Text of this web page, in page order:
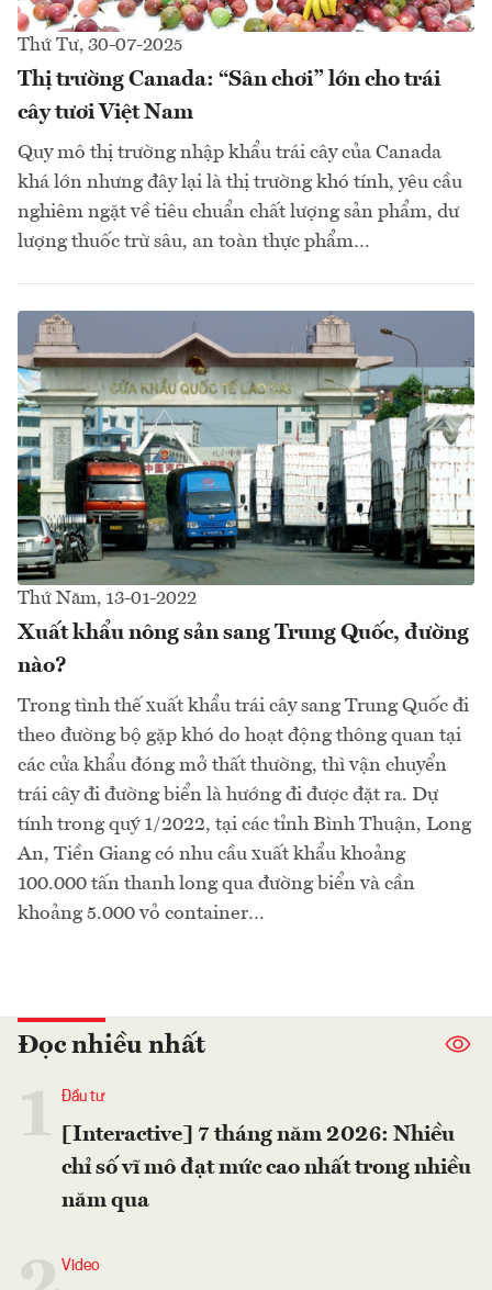
Thứ Tư, 30-07-2025
Thị trường Canada: “Sân chơi” lớn cho trái
cây tươi Việt Nam
Quy mô thị trường nhập khẩu trái cây của Canada
khá lớn nhưng đây lại là thị trường khó tính, yêu cầu
nghiêm ngặt về tiêu chuẩn chất lượng sản phẩm, dư
lượng thuốc trừ sâu, an toàn thực phẩm…
Thứ Năm, 13-01-2022
Xuất khẩu nông sản sang Trung Quốc, đường
nào?
Trong tình thế xuất khẩu trái cây sang Trung Quốc đi
theo đường bộ gặp khó do hoạt động thông quan tại
các cửa khẩu đóng mở thất thường, thì vận chuyển
trái cây đi đường biển là hướng đi được đặt ra. Dự
tính trong quý 1/2022, tại các tỉnh Bình Thuận, Long
An, Tiền Giang có nhu cầu xuất khẩu khoảng
100.000 tấn thanh long qua đường biển và cần
khoảng 5.000 vỏ container…
Đọc nhiều nhất
Đầu tư
[Interactive] 7 tháng năm 2026: Nhiều
chỉ số vĩ mô đạt mức cao nhất trong nhiều
năm qua
Video